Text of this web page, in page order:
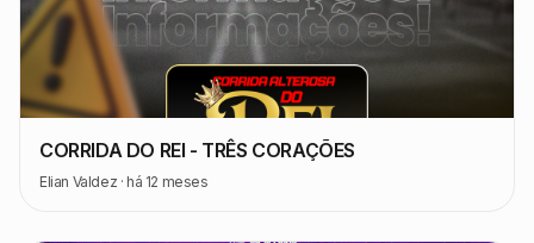
CORRIDA DO REI - TRÊS CORAÇÕES
Elian Valdez · há 12 meses